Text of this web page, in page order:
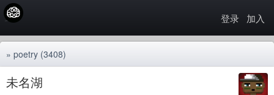
登录 加入
» poetry (3408)
未名湖